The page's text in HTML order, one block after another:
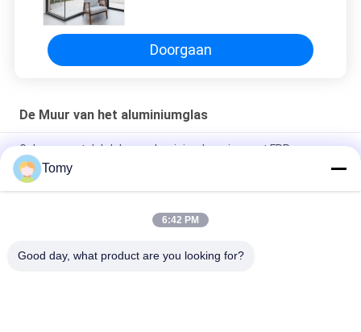
Doorgaan
De Muur van het aluminiumglas
Gebouw met dakdak van aluminiumlegering met FRP-
vezelplaat glazen dakraam
Energiezuinige glazen gordijnwandfasadesystemen
Aangepast de Luifelvenster van de Aluminiumjaloezie voor
Tomy
6:42 PM
Good day, what product are you looking for?